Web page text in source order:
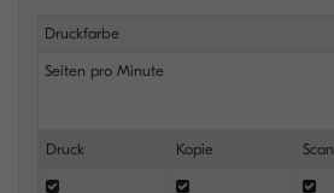
Druckfarbe
Seiten pro Minute
Druck Kopie Scan